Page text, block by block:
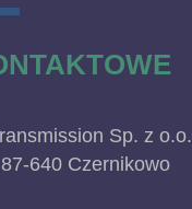
Sp. z o.o.
640 Czernikowo